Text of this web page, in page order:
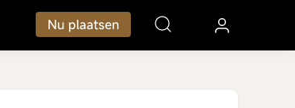
Nu plaatsen